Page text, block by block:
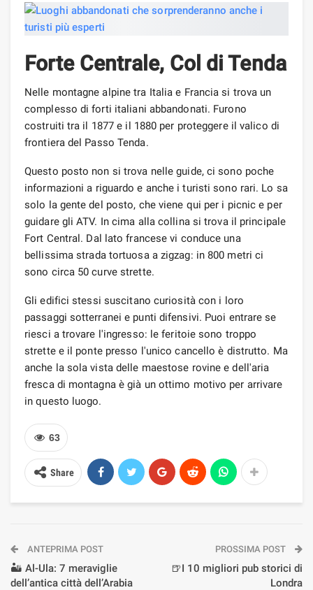
Forte Centrale, Col di Tenda
Nelle montagne alpine tra Italia e Francia si trova un
complesso di forti italiani abbandonati. Furono
costruiti tra il 1877 e il 1880 per proteggere il valico di
frontiera del Passo Tenda.
Questo posto non si trova nelle guide, ci sono poche
informazioni a riguardo e anche i turisti sono rari. Lo sa
solo la gente del posto, che viene qui per i picnic e per
guidare gli ATV. In cima alla collina si trova il principale
Fort Central. Dal lato francese vi conduce una
bellissima strada tortuosa a zigzag: in 800 metri ci
sono circa 50 curve strette.
Gli edifici stessi suscitano curiosità con i loro
passaggi sotterranei e punti difensivi. Puoi entrare se
riesci a trovare l'ingresso: le feritoie sono troppo
strette e il ponte presso l'unico cancello è distrutto. Ma
anche la sola vista delle maestose rovine e dell'aria
fresca di montagna è già un ottimo motivo per arrivare
in questo luogo.
63
Share
ANTEPRIMA POST
🏜️ Al-Ula: 7 meraviglie
dell’antica città dell’Arabia
PROSSIMA POST
🍺I 10 migliori pub storici di
Londra